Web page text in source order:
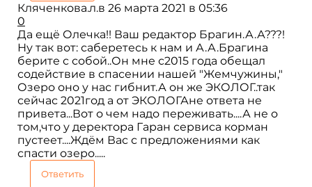
Кляченкова.л.в 26 марта 2021 в 05:36
0
Да ещё Олечка!! Ваш редактор Брагин.А.А???!
Ну так вот: саберетесь к нам и А.А.Брагина
берите с собой..Он мне с2015 года обещал
содействие в спасении нашей "Жемчужины,"
Озеро оно у нас гибнит.А он же ЭКОЛОГ..так
сейчас 2021год а от ЭКОЛОГАне ответа не
привета...Вот о чем надо переживать....А не о
том,что у деректора Гаран сервиса корман
пустеет....Ждём Вас с предложениями как
спасти озеро.....
Ответить